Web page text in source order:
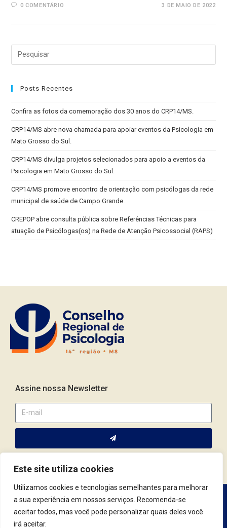
Este site utiliza cookies
Utilizamos cookies e tecnologias semelhantes para melhorar
a sua experiência em nossos serviços. Recomenda-se
aceitar todos, mas você pode personalizar quais deles você
irá aceitar.
0 COMENTÁRIO 3 DE MAIO DE 2022
Posts Recentes
Confira as fotos da comemoração dos 30 anos do CRP14/MS.
CRP14/MS abre nova chamada para apoiar eventos da Psicologia em
Mato Grosso do Sul.
CRP14/MS divulga projetos selecionados para apoio a eventos da
Psicologia em Mato Grosso do Sul.
CRP14/MS promove encontro de orientação com psicólogas da rede
municipal de saúde de Campo Grande.
CREPOP abre consulta pública sobre Referências Técnicas para
atuação de Psicólogas(os) na Rede de Atenção Psicossocial (RAPS)
Assine nossa Newsletter
Av. Fernando Corrêa da Costa, 2044 | Cep.: 79.004-311 | Campo
Grande / MS | (67) 3382.4801 | (67) 9123.7759